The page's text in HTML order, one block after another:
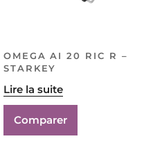
OMEGA AI 20 RIC R –
STARKEY
Lire la suite
Comparer